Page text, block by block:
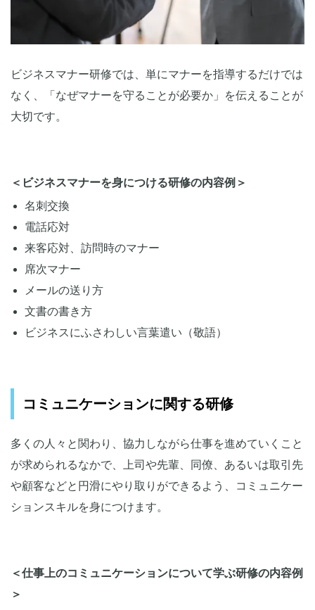
ビジネスマナー研修では、単にマナーを指導するだけでは
なく、「なぜマナーを守ることが必要か」を伝えることが
大切です。
＜ビジネスマナーを身につける研修の内容例＞
名刺交換
電話応対
来客応対、訪問時のマナー
席次マナー
メールの送り方
文書の書き方
ビジネスにふさわしい言葉遣い（敬語）
コミュニケーションに関する研修
多くの人々と関わり、協力しながら仕事を進めていくこと
が求められるなかで、上司や先輩、同僚、あるいは取引先
や顧客などと円滑にやり取りができるよう、コミュニケー
ションスキルを身につけます。
＜仕事上のコミュニケーションについて学ぶ研修の内容例
＞